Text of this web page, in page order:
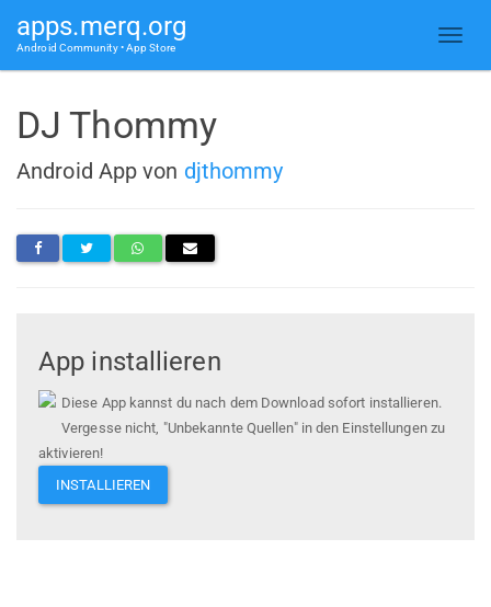
apps.merq.org
Android Community • App Store
DJ Thommy
Android App von djthommy
App installieren
Diese App kannst du nach dem Download sofort installieren.
Vergesse nicht, "Unbekannte Quellen" in den Einstellungen zu
aktivieren!
INSTALLIEREN